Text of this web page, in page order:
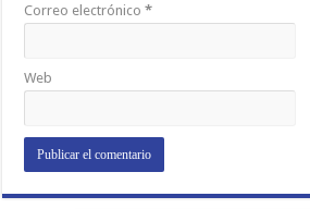
Correo electrónico*
Web